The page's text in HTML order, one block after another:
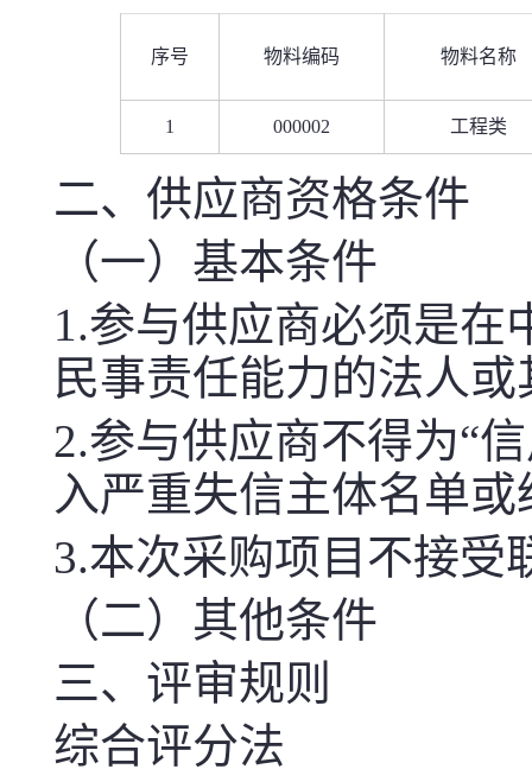
序号 物料编码 物料名称
1 000002 工程类
二、供应商资格条件
（一）基本条件
1.参与供应商必须是在
民事责任能力的法人
2.参与供应商不得为“
入严重失信主体名单
3.本次采购项目不接受
（二）其他条件
三、评审规则
综合评分法